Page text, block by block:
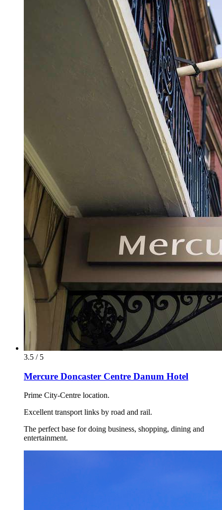
3.5 / 5
Mercure Doncaster Centre Danum Hotel
Prime City-Centre location.
Excellent transport links by road and rail.
The perfect base for doing business, shopping, dining and
entertainment.